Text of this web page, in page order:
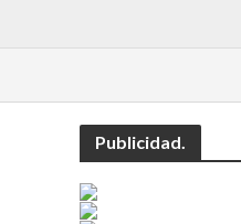
Publicidad.